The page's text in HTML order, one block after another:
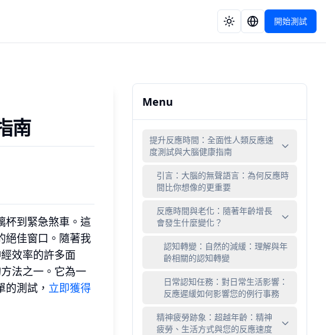
開始測試
南
杯到緊急煞車。這
絕佳窗口。隨著我
效率的許多面
法之一。它為一
測試， 立即獲得
Menu
提升反應時間：全面性人類反應速
度測試與大腦健康指南
引言：大腦的無聲語言：為何反應時
間比你想像的更重要
反應時間與老化：隨著年齡增長
會發生什麼變化？
認知轉變：自然的減緩：理解與年
齡相關的認知轉變
日常認知任務：對日常生活影響：
反應遲緩如何影響您的例行事務
精神疲勞跡象：超越年齡：精神
疲勞、生活方式與您的反應速度